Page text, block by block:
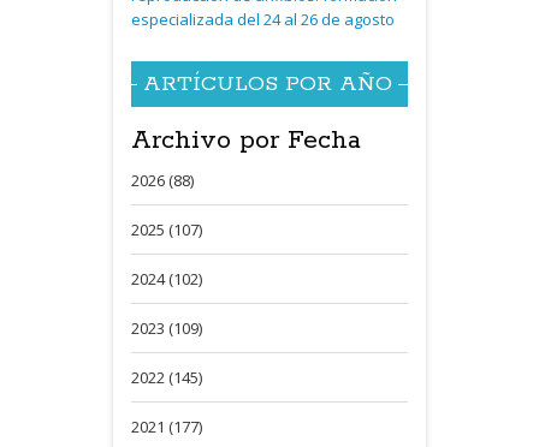
especializada del 24 al 26 de agosto
ARTÍCULOS POR AÑO
Archivo por Fecha
2026 (88)
2025 (107)
2024 (102)
2023 (109)
2022 (145)
2021 (177)